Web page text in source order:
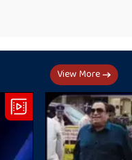
View More